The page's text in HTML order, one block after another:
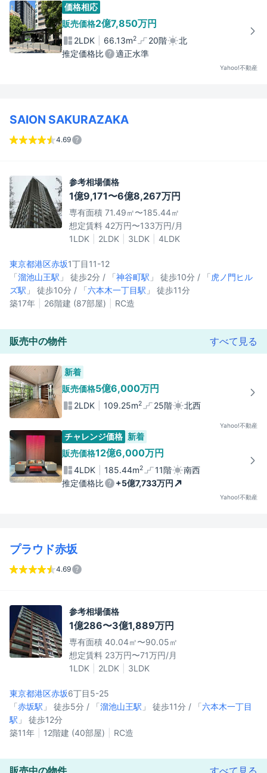
価格相応
販売価格2億7,850万円
2LDK 66.13m2 20階
北
推定価格比
適正水準
Yahoo!不動産
SAION SAKURAZAKA
4.69
参考相場価格
1億9,171〜6億8,267万円
専有面積 71.49㎡〜185.44㎡
想定賃料 42万円〜133万円/月
1LDK
2LDK 3LDK 4LDK
東京都港区赤坂1丁目11-12
「溜池山王駅 」 徒歩2分 / 「神谷町駅 」 徒歩10分 / 「虎ノ門ヒル
ズ駅 」 徒歩10分 / 「六本木一丁目駅 」 徒歩11分
築17年
26階建 (87部屋) RC造
販売中の物件 すべて見る
新着
販売価格5億6,000万円
2LDK 109.25m2 25階 北西
Yahoo!不動産
チャレンジ価格 新着
販売価格12億6,000万円
4LDK 185.44m2 11階
南西
推定価格比
+5億7,733万円
Yahoo!不動産
プラウド赤坂
4.69
参考相場価格
1億286〜3億1,889万円
専有面積 40.04㎡〜90.05㎡
想定賃料 23万円〜71万円/月
1LDK
2LDK 3LDK
東京都港区赤坂6丁目5-25
「赤坂駅 」 徒歩5分 / 「溜池山王駅 」 徒歩11分 / 「六本木一丁目
駅 」 徒歩12分
築11年
12階建 (40部屋) RC造